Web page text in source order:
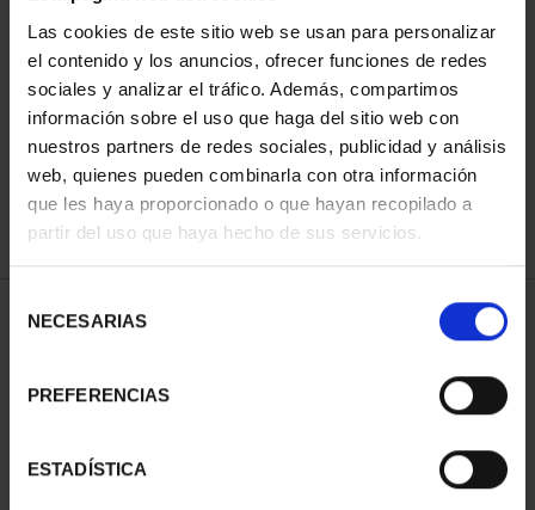
Las cookies de este sitio web se usan para personalizar
el contenido y los anuncios, ofrecer funciones de redes
sociales y analizar el tráfico. Además, compartimos
información sobre el uso que haga del sitio web con
nuestros partners de redes sociales, publicidad y análisis
web, quienes pueden combinarla con otra información
que les haya proporcionado o que hayan recopilado a
partir del uso que haya hecho de sus servicios.
NECESARIAS
PREFERENCIAS
ESTADÍSTICA
ORDENAR POR:
REFINAR
1 Productos encontrados